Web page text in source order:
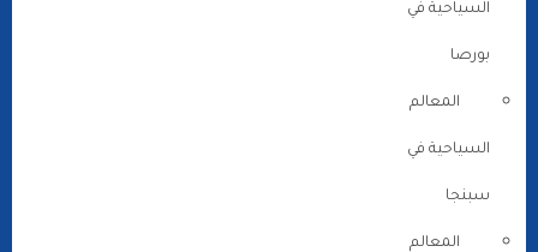
السياحية في
بورصا
المعالم
السياحية في
سبنجا
المعالم